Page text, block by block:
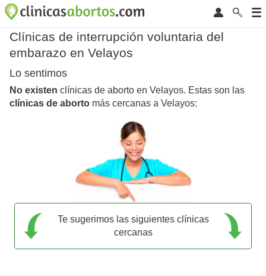
Clínicas de interrupción voluntaria del
embarazo en Velayos
Lo sentimos
No existen clínicas de aborto en Velayos. Estas son las
clínicas de aborto más cercanas a Velayos:
Te sugerimos las siguientes clínicas
cercanas